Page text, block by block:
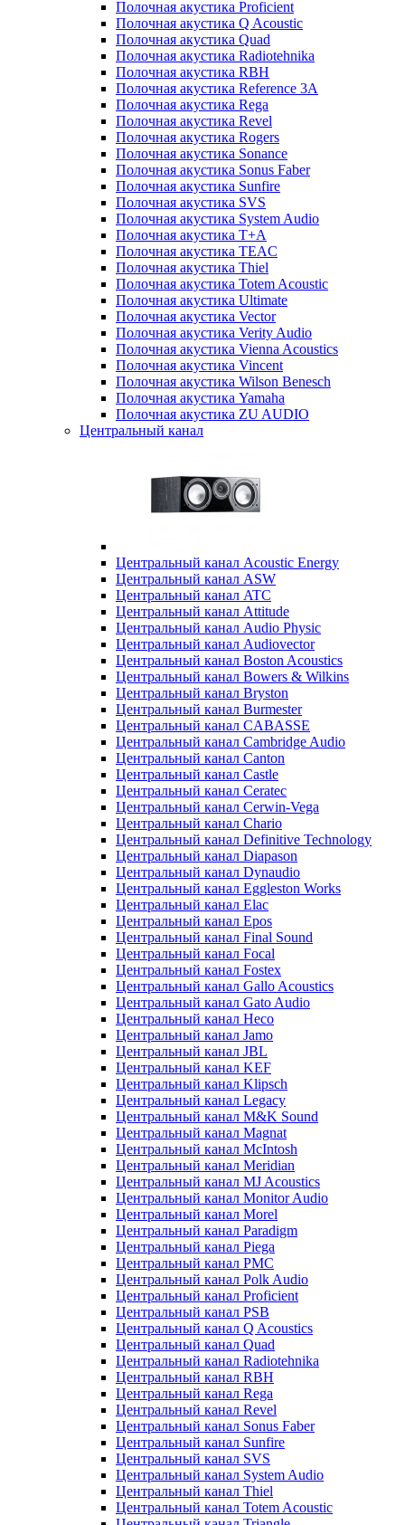
Полочная акустика Proficient
Полочная акустика Q Acoustic
Полочная акустика Quad
Полочная акустика Radiotehnika
Полочная акустика RBH
Полочная акустика Reference 3A
Полочная акустика Rega
Полочная акустика Revel
Полочная акустика Rogers
Полочная акустика Sonance
Полочная акустика Sonus Faber
Полочная акустика Sunfire
Полочная акустика SVS
Полочная акустика System Audio
Полочная акустика T+A
Полочная акустика TEAC
Полочная акустика Thiel
Полочная акустика Totem Acoustic
Полочная акустика Ultimate
Полочная акустика Vector
Полочная акустика Verity Audio
Полочная акустика Vienna Acoustics
Полочная акустика Vincent
Полочная акустика Wilson Benesch
Полочная акустика Yamaha
Полочная акустика ZU AUDIO
Центральный канал
Центральный канал Acoustic Energy
Центральный канал ASW
Центральный канал ATC
Центральный канал Attitude
Центральный канал Audio Physic
Центральный канал Audiovector
Центральный канал Boston Acoustics
Центральный канал Bowers & Wilkins
Центральный канал Bryston
Центральный канал Burmester
Центральный канал CABASSE
Центральный канал Cambridge Audio
Центральный канал Canton
Центральный канал Castle
Центральный канал Ceratec
Центральный канал Cerwin-Vega
Центральный канал Chario
Центральный канал Definitive Technology
Центральный канал Diapason
Центральный канал Dynaudio
Центральный канал Eggleston Works
Центральный канал Elac
Центральный канал Epos
Центральный канал Final Sound
Центральный канал Focal
Центральный канал Fostex
Центральный канал Gallo Acoustics
Центральный канал Gato Audio
Центральный канал Heco
Центральный канал Jamo
Центральный канал JBL
Центральный канал KEF
Центральный канал Klipsch
Центральный канал Legacy
Центральный канал M&K Sound
Центральный канал Magnat
Центральный канал McIntosh
Центральный канал Meridian
Центральный канал MJ Acoustics
Центральный канал Monitor Audio
Центральный канал Morel
Центральный канал Paradigm
Центральный канал Piega
Центральный канал PMC
Центральный канал Polk Audio
Центральный канал Proficient
Центральный канал PSB
Центральный канал Q Acoustics
Центральный канал Quad
Центральный канал Radiotehnika
Центральный канал RBH
Центральный канал Rega
Центральный канал Revel
Центральный канал Sonus Faber
Центральный канал Sunfire
Центральный канал SVS
Центральный канал System Audio
Центральный канал Thiel
Центральный канал Totem Acoustic